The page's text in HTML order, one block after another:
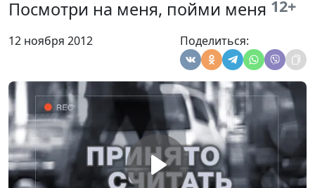
Посмотри на меня, пойми меня 12+
12 ноября 2012 Поделиться:
семейным
Наставь юношу при
Юлия Синицына,
Раиса Островская,
психолог-
консультант по
семейным
отношениям
#233
Я и ты
Юлия Синицына,
Раиса Островская,
#232